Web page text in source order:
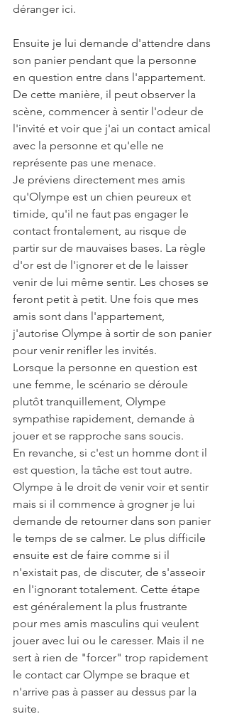
déranger ici.
Ensuite je lui demande d'attendre dans
son panier pendant que la personne
en question entre dans l'appartement.
De cette manière, il peut observer la
scène, commencer à sentir l'odeur de
l'invité et voir que j'ai un contact amical
avec la personne et qu'elle ne
représente pas une menace.
Je préviens directement mes amis
qu'Olympe est un chien peureux et
timide, qu'il ne faut pas engager le
contact frontalement, au risque de
partir sur de mauvaises bases. La règle
d'or est de l'ignorer et de le laisser
venir de lui même sentir. Les choses se
feront petit à petit. Une fois que mes
amis sont dans l'appartement,
j'autorise Olympe à sortir de son panier
pour venir renifler les invités.
Lorsque la personne en question est
une femme, le scénario se déroule
plutôt tranquillement, Olympe
sympathise rapidement, demande à
jouer et se rapproche sans soucis.
En revanche, si c'est un homme dont il
est question, la tâche est tout autre.
Olympe à le droit de venir voir et sentir
mais si il commence à grogner je lui
demande de retourner dans son panier
le temps de se calmer. Le plus difficile
ensuite est de faire comme si il
n'existait pas, de discuter, de s'asseoir
en l'ignorant totalement. Cette étape
est généralement la plus frustrante
pour mes amis masculins qui veulent
jouer avec lui ou le caresser. Mais il ne
sert à rien de "forcer" trop rapidement
le contact car Olympe se braque et
n'arrive pas à passer au dessus par la
suite.